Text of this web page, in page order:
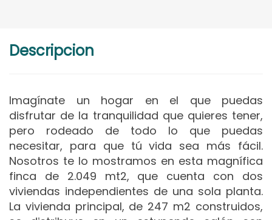
Descripcion
Imagínate un hogar en el que puedas
disfrutar de la tranquilidad que quieres tener,
pero rodeado de todo lo que puedas
necesitar, para que tú vida sea más fácil.
Nosotros te lo mostramos en esta magnífica
finca de 2.049 mt2, que cuenta con dos
viviendas independientes de una sola planta.
La vivienda principal, de 247 m2 construidos,